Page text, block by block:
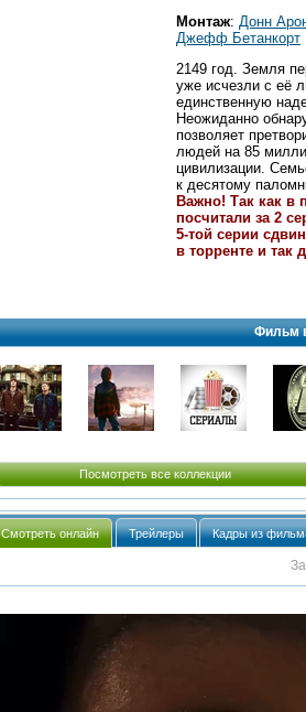
Монтаж: Донн
Джефф Бетанкорт
2149 год. Земля
уже исчезли с её
единственную
Неожиданно
позволяет
людей на 85
цивилизации.
к десятому
Важно! Так как в
посчитали за 2
5-той серии
в торренте и так
Фильм
Посмотреть все коллекции
Смотреть онлайн Трейлеры Кадры из